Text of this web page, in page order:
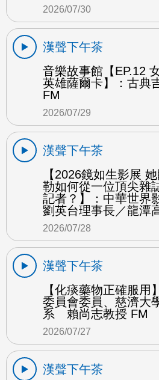
2026/07/30
漢聲下午茶
音樂故事館【EP.12
英雄薩爾卡】：古
FM
2026/07/29
漢聲下午茶
【2026鏡如生影展
勒如何從一位頂尖雜
記者？】：中華世界
劉英台理事長／龍潭
2026/07/28
漢聲下午茶
【化痰藥物正確服用
委員會委員、慈濟大
系 賴尚志教授 FM
2026/07/27
漢聲下午茶